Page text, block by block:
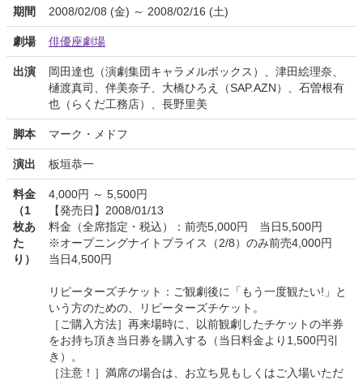
期間 2008/02/08 (金) ～ 2008/02/16 (土)
劇場 俳優座劇場
出演
岡田達也（演劇集団キャラメルボックス）、津田絵理奈、
樋渡真司、伴美奈子、大橋ひろえ（SAP.AZN）、石曽根有
也（らくだ工務店）、長野里美
脚本 マーク・メドフ
演出 板垣恭一
料金
（1
枚あ
た
り）
4,000円 ～ 5,500円
【発売日】2008/01/13
料金（全席指定・税込）：前売5,000円 当日5,500円
※オープニングナイトプライス（2/8）のみ前売4,000円
当日4,500円
リピーターズチケット：ご観劇後に「もう一度観たい!」と
いう方のための、リピーターズチケット。
［ご購入方法］再来場時に、以前観劇したチケットの半券
をお持ち頂き当日券を購入する（当日料金より1,500円引
き）。
［注意！］満席の場合は、お立ち見もしくはご入場いただ